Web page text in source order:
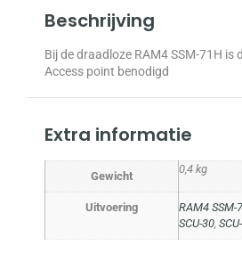
Beschrijving
Bij de draadloze RAM4 SSM-71H is
Access point benodigd
Extra informatie
Gewicht
0,4 kg
Uitvoering RAM4 SSM-
SCU-30